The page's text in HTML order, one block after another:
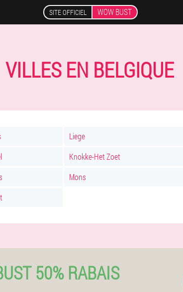
SITE OFFICIEL WOW BUST
VILLES EN BELGIQUE
Liege
Knokke-Het Zoet
Mons
50% RABAIS